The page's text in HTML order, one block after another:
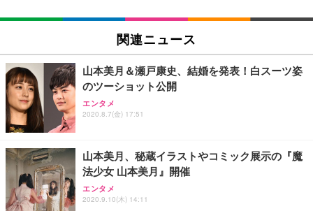
SIHOO B100 オフィスチェア／デスクチェア メッシ
ュチェア 人間工学 疲れない ブラック
￥27,999
Sezlife オフィスチェア デスクチェア 疲れない テレ
ワーク チェア 強化バックレスト 30度ロッキング機
能 人間工学 椅子 腰サポート 90度跳ね上げ式アーム
ョン PCチェア 通気性メッシュ ゲーミング/勉強/事
務用 おしゃれ パソコンチェア (ブラック)
Sezlife オフィスチェア デスクチェア 疲れない テレ
ワーク チェア 強化バックレスト 30度ロッキング機
能 人間工学 椅子 腰サポート 90度跳ね上げ式アーム
EIZO ビジネス向けプレミアムモニター | FlexScan
￥109,572
【純正品】27"ゲーミングモニター DualSense 充電
フック付き（CFI-ZDM1J）
【整備済み品】Dell E2724HS 27インチ 液晶モニタ
ー フルHD（1920×1080）VA 非光沢 HDMI/DisplayP
ort/VGA スピーカー内蔵 高さ調整 スイベル VESA対
Amazonベーシック ペットシーツ 厚型 ワイド 42枚
x2袋(84枚) ホワイト(吸収面:ライトブルー)
￥3,234
ネオ・ルーライフ ネオ・オムツ L 中型犬用 26枚入
り 単品
Smart Basic(スマートベーシック) 【Amazon.co.jp
限定】 Smart Basic アイリスオーヤマ ペットシーツ
超厚型 お徳用 ワイド 100枚入 (x 1) (ケース販売)
関連ニュース
山本美月＆瀬戸康史、結婚を発表！白スーツ姿
のツーショット公開
エンタメ
2020.8.7(金) 17:51
山本美月、秘蔵イラストやコミック展示の『魔
法少女 山本美月』開催
エンタメ
2020.9.10(木) 14:11